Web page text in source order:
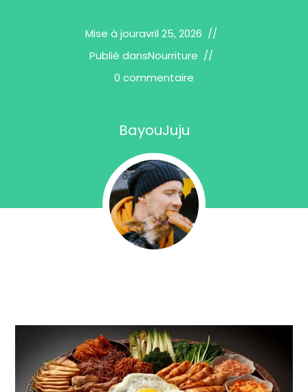
Mise à jouravril 25, 2026
Publié dansNourriture
0 commentaire
BayouJuju